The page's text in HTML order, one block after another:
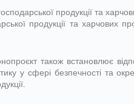
продукції та
продукції та
також встановлює
у сфері безпечності та